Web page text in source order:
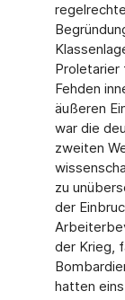
Proletarier
Fehden
äußeren
war die
zweiten
zu
der
der Krieg,
hatten